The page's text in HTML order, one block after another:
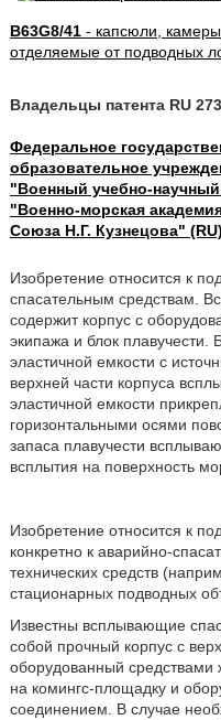
B63G8/41- капсюли,
отделяемые от подводных
Владельцы патента RU
Федеральное
образовательное
"Военный учебно-
"Военно-морская
Союза Н.Г. Кузнецова" (RU)
Изобретение относится к
спасательным средствам.
содержит корпус с
экипажа и блок плавучести.
эластичной емкости с
верхней части корпуса
эластичной емкости
горизонтальными осями
запаса плавучести
всплытия на поверхность
Изобретение относится к
конкретно к аварийно-
технических средств
стационарных подводных
Известны всплывающие
собой прочный корпус с
оборудованный средствами
на комингс-площадку и
соединением. В случае